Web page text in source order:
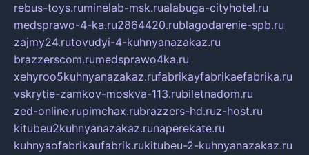
rebus-toys.ruminelab-msk.rualabuga-cityhotel.ru
medsprawo-4-ka.ru2864420.rublagodarenie-spb.ru
zajmy24.rutovudyi-4-kuhnyanazakaz.ru
brazzerscom.rumedsprawo4ka.ru
xehyroo5kuhnyanazakaz.rufabrikayfabrikaefabrika.ru
vskrytie-zamkov-moskva-113.rubiletnadom.ru
zed-online.rupimchax.rubrazzers-hd.ruz-host.ru
kitubeu2kuhnyanazakaz.runaperekate.ru
kuhnyaofabrikaufabrik.rukitubeu-2-kuhnyanazakaz.ru